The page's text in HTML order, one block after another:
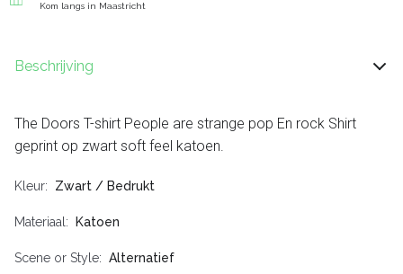
Kom langs in Maastricht
Beschrijving
The Doors T-shirt People are strange pop En rock Shirt
geprint op zwart soft feel katoen.
Kleur Zwart / Bedrukt
Materiaal Katoen
Scene or Style Alternatief